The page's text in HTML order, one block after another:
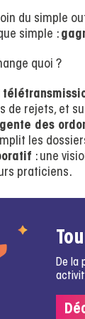
du simple
simple :
quoi ?
de rejets, et
des
les
: une
praticiens.
De la